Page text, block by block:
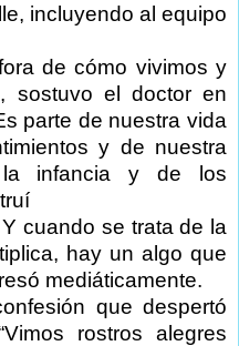
incluyendo al equipo
de cómo vivimos y
sostuvo el doctor en
parte de nuestra vida
y de nuestra
la infancia y de los
cuando se trata de la
hay un algo que
mediáticamente.
que despertó
rostros alegres